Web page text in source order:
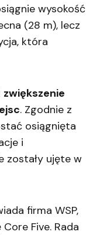
wysokość
(28 m), lecz
która
zwiększenie
. Zgodnie z
osiągnięta
i
zostały ujęte w
firma WSP,
Five. Rada